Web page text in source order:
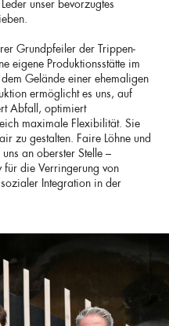
unser bevorzugtes
Grundpfeiler der Trippen-
eigene Produktionsstätte im
Gelände einer ehemaligen
ermöglicht es uns, auf
Abfall, optimiert
maximale Flexibilität. Sie
zu gestalten. Faire Löhne und
an oberster Stelle –
für die Verringerung von
Integration in der